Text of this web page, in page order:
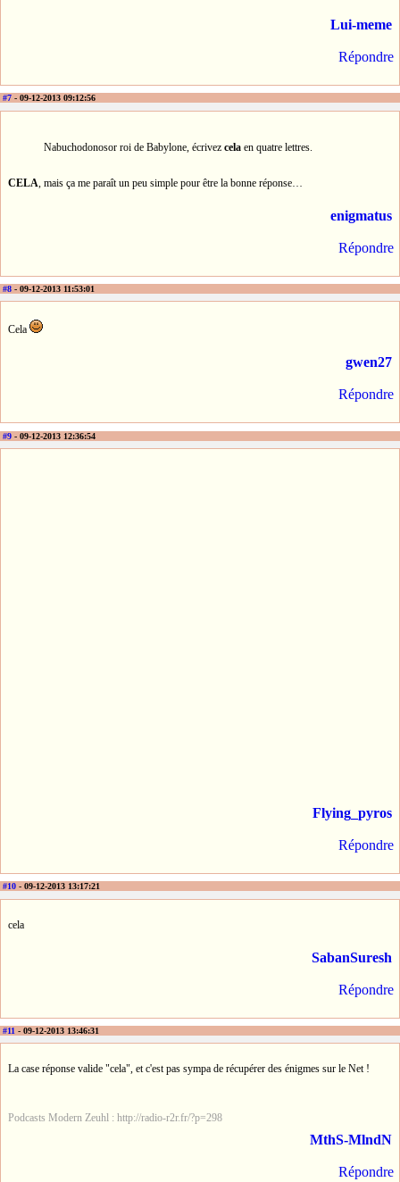
Lui-meme
Répondre
#7 - 09-12-2013 09:12:56
Nabuchodonosor roi de Babylone, écrivez cela en quatre lettres.
CELA , mais ça me paraît un peu simple pour être la bonne réponse…
enigmatus
Répondre
#8 - 09-12-2013 11:53:01
Cela
gwen27
Répondre
#9 - 09-12-2013 12:36:54
Flying_pyros
Répondre
#10 - 09-12-2013 13:17:21
cela
SabanSuresh
Répondre
#11 - 09-12-2013 13:46:31
La case réponse valide "cela", et c'est pas sympa de récupérer des énigmes sur le Net !
Podcasts Modern Zeuhl : http://radio-r2r.fr/?p=298
MthS-MlndN
Répondre